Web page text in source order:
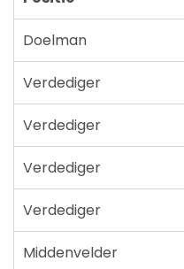
Doelman
Verdediger
Verdediger
Verdediger
Verdediger
Middenvelder